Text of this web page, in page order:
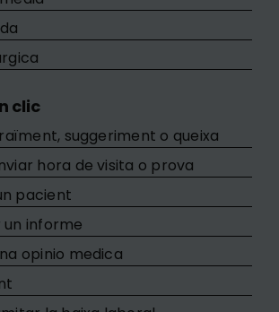
clic
suggeriment o queixa
hora de visita o prova
pacient
informe
opinio medica